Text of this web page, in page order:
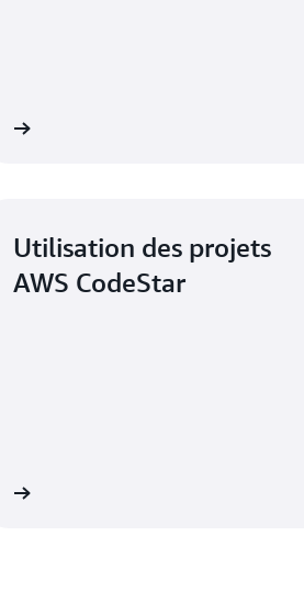
Utilisation des projets
AWS CodeStar